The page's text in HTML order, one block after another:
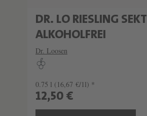
DR. LO RIESLING SEKT
ALKOHOLFREI
Dr. Loosen
0.75 l (16,67 €/1l) *
12,50 €